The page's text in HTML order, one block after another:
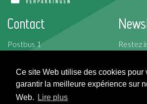
Ce site Web utilise des cookies pour
garantir la meilleure expérience sur
Web.
Lire plus
Contact
Postbus 1
Korte Kruisweg 157
2676 BS Maasdijk
T: +31 (0)174-526 100
Restez